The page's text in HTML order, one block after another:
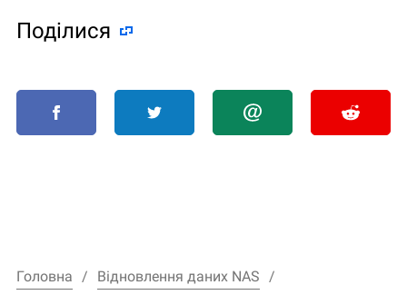
Поділися
Головна
Відновлення даних NAS